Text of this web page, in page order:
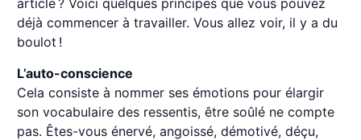
article ? Voici quelques principes que vous pouvez
déjà commencer à travailler. Vous allez voir, il y a du
boulot !
L’auto-conscience
Cela consiste à nommer ses émotions pour élargir
son vocabulaire des ressentis, être soûlé ne compte
pas. Êtes-vous énervé, angoissé, démotivé, déçu,